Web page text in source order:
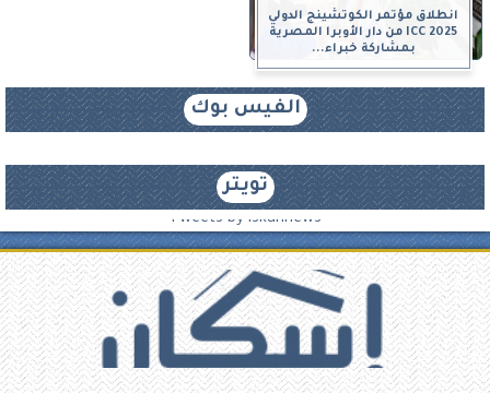
انطلاق مؤتمر الكوتشينج الدولي
ICC 2025 من دار الأوبرا المصرية
بمشاركة خبراء...
الفيس بوك
تويتر
Tweets by iskannews